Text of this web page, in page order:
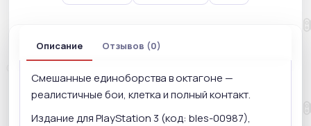
Описание Отзывов (0)
Смешанные единоборства в октагоне —
реалистичные бои, клетка и полный контакт.
Издание для PlayStation 3 (код: bles-00987),